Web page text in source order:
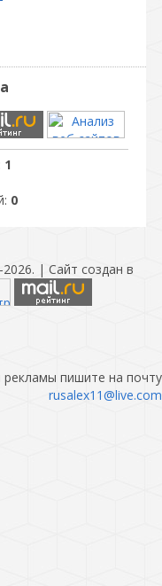
1
0
. | Сайт создан в
пишите на почту
rusalex11@live.com